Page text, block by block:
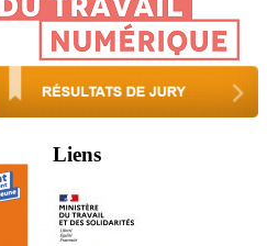
Liens